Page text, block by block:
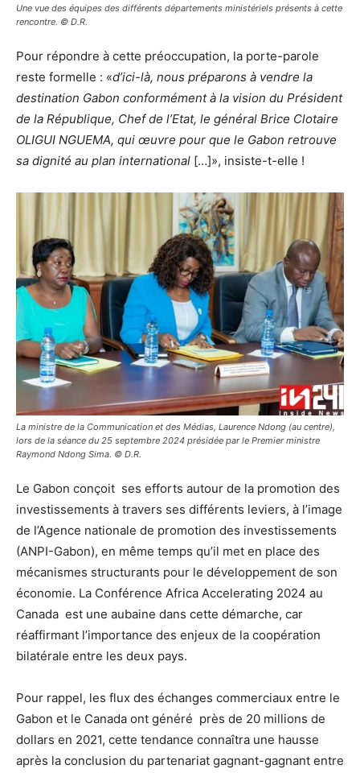
Une vue des équipes des différents départements ministériels présents à cette
rencontre. © D.R.
Pour répondre à cette préoccupation, la porte-parole
reste formelle : «d’ici-là, nous préparons à vendre la
destination Gabon conformément à la vision du Président
de la République, Chef de l’Etat, le général Brice Clotaire
OLIGUI NGUEMA, qui œuvre pour que le Gabon retrouve
sa dignité au plan international […]», insiste-t-elle !
La ministre de la Communication et des Médias, Laurence Ndong (au centre),
lors de la séance du 25 septembre 2024 présidée par le Premier ministre
Raymond Ndong Sima. © D.R.
Le Gabon conçoit ses efforts autour de la promotion des
investissements à travers ses différents leviers, à l’image
de l’Agence nationale de promotion des investissements
(ANPI-Gabon), en même temps qu’il met en place des
mécanismes structurants pour le développement de son
économie. La Conférence Africa Accelerating 2024 au
Canada est une aubaine dans cette démarche, car
réaffirmant l’importance des enjeux de la coopération
bilatérale entre les deux pays.
Pour rappel, les flux des échanges commerciaux entre le
Gabon et le Canada ont généré près de 20 millions de
dollars en 2021, cette tendance connaîtra une hausse
après la conclusion du partenariat gagnant-gagnant entre